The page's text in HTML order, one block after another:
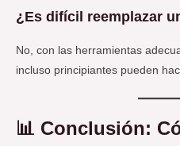
¿Es difícil reemplazar
No, con las herramientas
incluso principiantes pueden
📊 Conclusión: